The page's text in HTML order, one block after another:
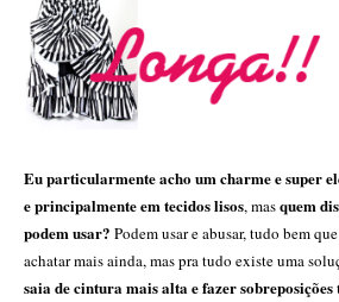
Eu particularmente acho um charme e super
e principalmente em tecidos lisos, masquem
podem usar? Podem usar e abusar, tudo bem
achatar mais ainda, mas pra tudo existe uma
saia de cintura mais alta e fazer